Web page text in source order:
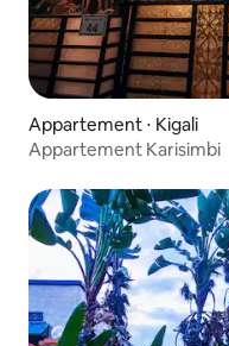
Appartement ⋅ Kigali
Appartement Karisimbi